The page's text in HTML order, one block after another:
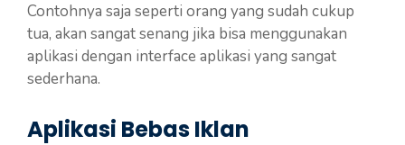
Contohnya saja seperti orang yang sudah cukup
tua, akan sangat senang jika bisa menggunakan
aplikasi dengan interface aplikasi yang sangat
sederhana.
Aplikasi Bebas Iklan